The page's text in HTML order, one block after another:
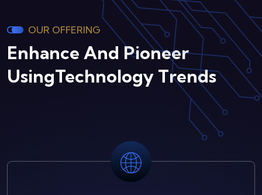
OUR OFFERING
Enhance And Pioneer
UsingTechnology Trends